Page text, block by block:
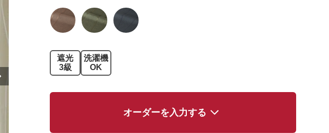
遮光
3級
洗濯機
OK
オーダーを入力する